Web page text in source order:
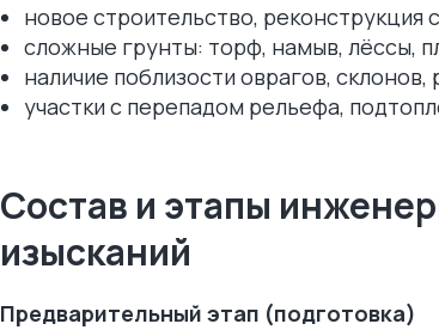
новое строительство, реконструкция
сложные грунты: торф, намыв, лёссы,
наличие поблизости оврагов,
участки с перепадом рельефа,
Состав и этапы
изысканий
Предварительный этап (подготовка)